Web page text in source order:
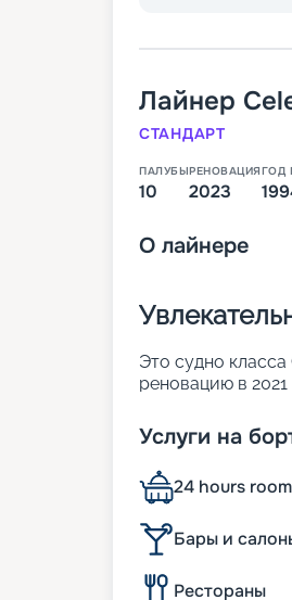
Лайнер
СТАНДАРТ
ПАЛУБЫ
10
РЕНОВАЦИЯ
2023
ГОД
О лайнере
Это судно
реновацию в
элегантности и
удачная
реновации
путешествий.
Подробнее
Судно
Услуги на
24 hours
Бары и
Рестораны